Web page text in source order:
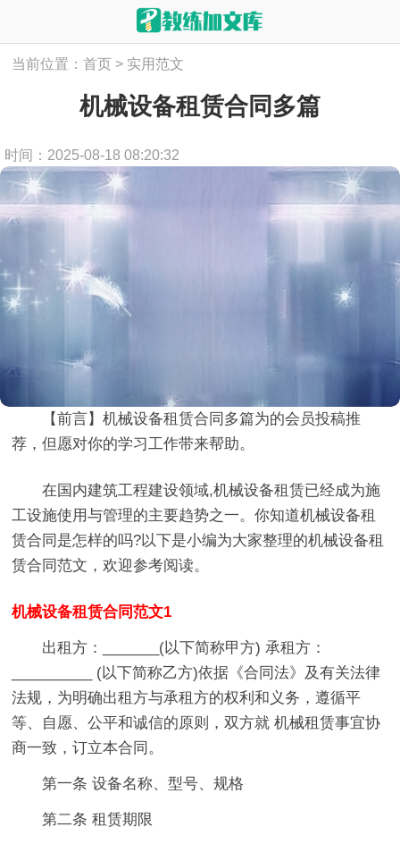
当前位置：首页 > 实用范文
机械设备租赁合同多篇
时间：2025-08-18 08:20:32
【前言】机械设备租赁合同多篇为的会员投稿推
荐，但愿对你的学习工作带来帮助。
在国内建筑工程建设领域,机械设备租赁已经成为施
工设施使用与管理的主要趋势之一。你知道机械设备租
赁合同是怎样的吗?以下是小编为大家整理的机械设备租
赁合同范文，欢迎参考阅读。
机械设备租赁合同范文1
出租方：_______(以下简称甲方) 承租方：
__________ (以下简称乙方)依据《合同法》及有关法律
法规，为明确出租方与承租方的权利和义务，遵循平
等、自愿、公平和诚信的原则，双方就 机械租赁事宜协
商一致，订立本合同。
第一条 设备名称、型号、规格
第二条 租赁期限